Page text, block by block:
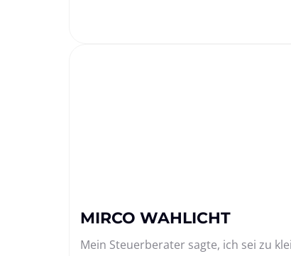
MIRCO WAHLICHT
Mein Steuerberater sagte, ich sei zu